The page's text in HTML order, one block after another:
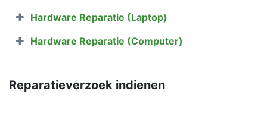
Hardware Reparatie (Laptop)
Hardware Reparatie (Computer)
Reparatieverzoek indienen